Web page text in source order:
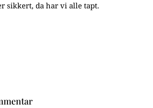
sikkert, da har vi alle tapt.